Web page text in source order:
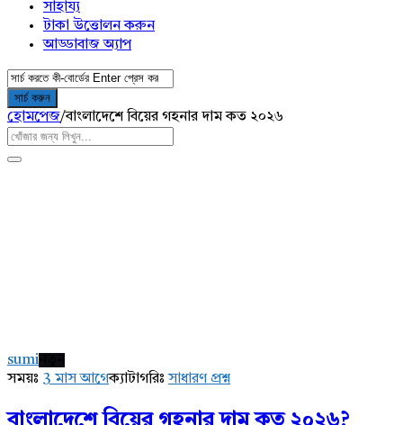
সাহায্য
টাকা উত্তোলন করুন
আড্ডাবাজ অ্যাপ
হোমপেজ/বাংলাদেশে বিয়ের গহনার দাম কত ২০২৬
Latest
প্রশ্ন
sumi
সময়ঃ 3 মাস আগেক্যাটাগরিঃসাধারণ প্রশ্ন